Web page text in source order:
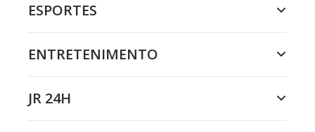
ESPORTES
ENTRETENIMENTO
JR 24H